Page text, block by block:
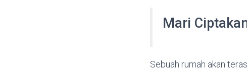
Mari
Sebuah rumah akan